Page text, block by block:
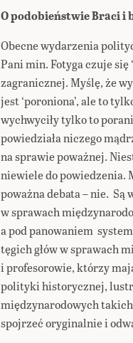
O podobieństwie Braci i
Obecne wydarzenia
Pani min. Fotyga czuje
zagranicznej. Myślę, że
jest ‘poroniona’, ale to
wychwyciły tylko to
powiedziała niczego
na sprawie poważnej.
niewiele do powiedzenia.
poważna debata – nie.
w sprawach
a pod panowaniem
tęgich głów w sprawach
i profesorowie, którzy
polityki historycznej,
międzynarodowych
spojrzeć oryginalnie i